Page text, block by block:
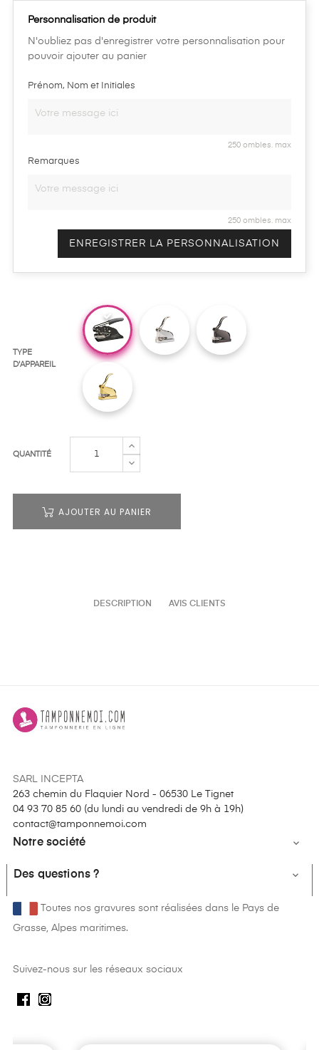
Personnalisation de produit
N'oubliez pas d'enregistrer votre personnalisation pour
pouvoir ajouter au panier
Prénom, Nom et Initiales
250 ombles. max
Remarques
250 ombles. max
ENREGISTRER LA PERSONNALISATION
TYPE
D'APPAREIL
QUANTITÉ
AJOUTER AU PANIER
DESCRIPTION AVIS CLIENTS
SARL INCEPTA
263 chemin du Flaquier Nord - 06530 Le Tignet
04 93 70 85 60 (du lundi au vendredi de 9h à 19h)
contact@tamponnemoi.com
Notre société 
Des questions ? 
Toutes nos gravures sont réalisées dans le Pays de
Grasse, Alpes maritimes.
Suivez-nous sur les réseaux sociaux